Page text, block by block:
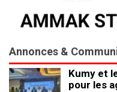
Annonces &
Kumy et
pour les